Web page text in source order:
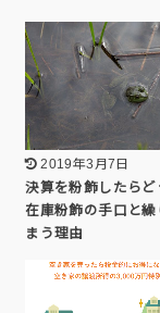
2019年3月7日
決算を粉飾したらど
在庫粉飾の手口と繰
まう理由